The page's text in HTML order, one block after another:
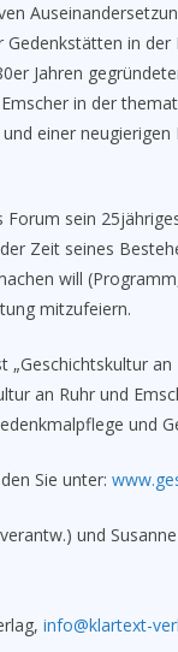
Gedenkstätten in
Jahren
in der
einer
sein
Zeit seines
will
mitzufeiern.
„Geschichtskultur
an Ruhr und
und
Sie unter:
und
info@klartext-